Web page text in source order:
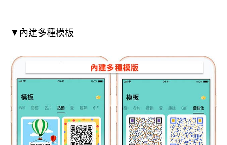
▼內建多種模板